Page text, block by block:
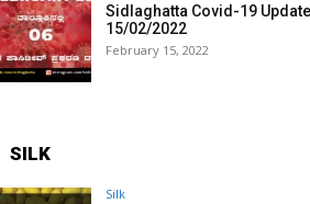
Sidlaghatta Covid-19
15/02/2022
February 15, 2022
SILK
Silk